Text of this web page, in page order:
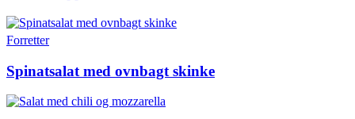
Forretter
Spinatsalat med ovnbagt skinke